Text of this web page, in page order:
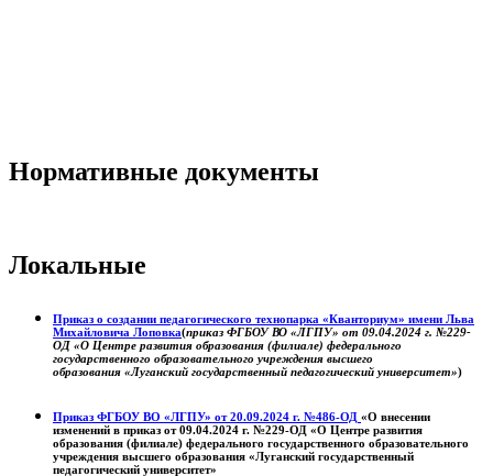
Нормативные документы
Локальные
Приказ о создании педагогического технопарка «Кванториум» имени Льва
Михайловича Лоповка(приказ ФГБОУ ВО «ЛГПУ» от 09.04.2024 г. №229-
ОД «О Центре развития образования (филиале) федерального
государственного образовательного учреждения высшего
образования «Луганский государственный педагогический университет»)
Приказ ФГБОУ ВО «ЛГПУ» от 20.09.2024 г. №486-ОД «О внесении
изменений в приказ от 09.04.2024 г. №229-ОД «О Центре развития
образования (филиале) федерального государственного образовательного
учреждения высшего образования «Луганский государственный
педагогический университет»